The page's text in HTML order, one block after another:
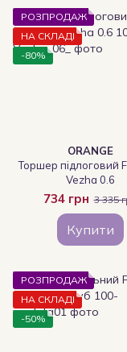
РОЗПРОДАЖ
НА СКЛАДІ
-80%
ORANGE
Торшер підлоговий
Vezha 0.6
734 грн 3 335
Купити
РОЗПРОДАЖ
НА СКЛАДІ
-50%